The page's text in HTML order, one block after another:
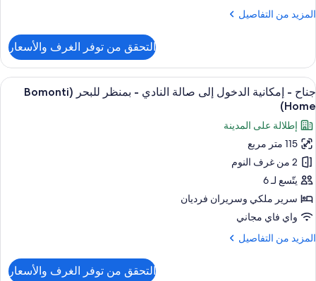
في
المزيد من التفاصيل
المزيد
غرفة
تنفيذية
-
سرير
-
في
الزاوية
التحقق من توفر الغرف والأسعار
استعراض
جميع
صور
جناح
-
إمكانية
الدخول
إلى
صالة
النادي
-
أغطية فراش متميزة وأسرّة تيمبور بديك
13
جناح - إمكانية الدخول إلى صالة النادي - بمنظر للبحر (Bomonti
Home)
إطلالة على المدينة
115 متر مربع
2 من غرف النوم
يتّسع لـ 6
سرير ملكي‫‬ وسريران فرديان
واي فاي مجاني
المزيد من التفاصيل
المزيد
التحقق من توفر الغرف والأسعار